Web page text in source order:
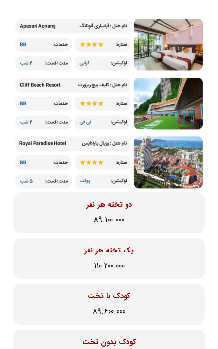
دو تخته هر نفر
89.100.000
یک تخته هر نفر
110.200.000
کودک با تخت
89.600.000
کودک بدون تخت